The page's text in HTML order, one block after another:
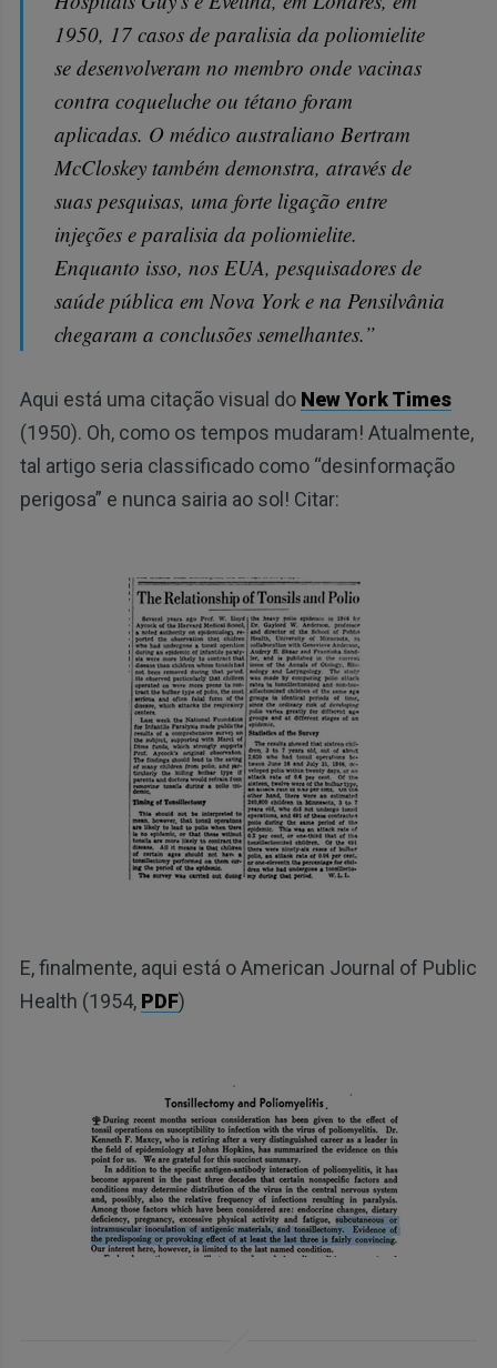
1950, 17 casos de paralisia da poliomielite
se desenvolveram no membro onde vacinas
contra coqueluche ou tétano foram
aplicadas. O médico australiano Bertram
McCloskey também demonstra, através de
suas pesquisas, uma forte ligação entre
injeções e paralisia da poliomielite.
Enquanto isso, nos EUA, pesquisadores de
saúde pública em Nova York e na Pensilvânia
chegaram a conclusões semelhantes.”
Aqui está uma citação visual do New York Times
(1950). Oh, como os tempos mudaram! Atualmente,
tal artigo seria classificado como “desinformação
perigosa” e nunca sairia ao sol! Citar:
E, finalmente, aqui está o American Journal of Public
Health (1954, PDF)